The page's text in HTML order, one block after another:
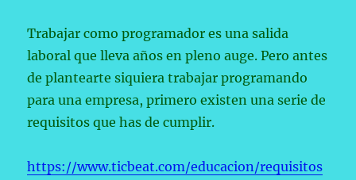
Trabajar como programador es una salida
laboral que lleva años en pleno auge. Pero antes
de plantearte siquiera trabajar programando
para una empresa, primero existen una serie de
requisitos que has de cumplir.
https://www.ticbeat.com/educacion/requisitos